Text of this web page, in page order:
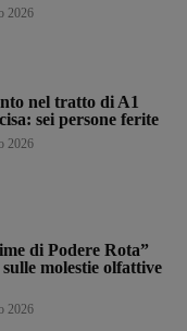
2026
nel tratto di A1
sei persone ferite
2026
di Podere Rota”
molestie olfattive
2026